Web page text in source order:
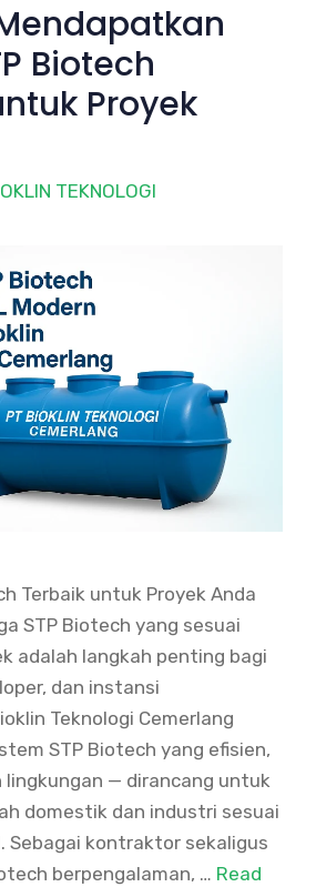
Biotech
Proyek
TEKNOLOGI
Terbaik untuk Proyek Anda
STP Biotech yang sesuai
adalah langkah penting bagi
dan instansi
Teknologi Cemerlang
STP Biotech yang efisien,
lingkungan — dirancang untuk
domestik dan industri sesuai
Sebagai kontraktor sekaligus
berpengalaman, … Read